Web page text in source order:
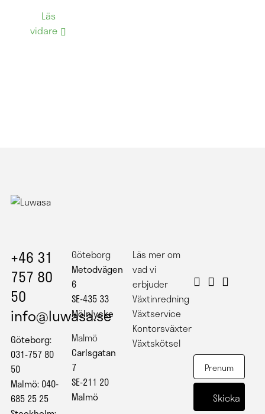
Läs
vidare
+46 31
757 80
50
info@luwasa.se
Göteborg:
031-757 80
50
Malmö: 040-
685 25 25
Göteborg
Metodvägen
6
SE-435 33
Mölnlycke
Malmö
Carlsgatan
7
SE-211 20
Malmö
Läs mer om
vad vi
erbjuder
Växtinredning
Växtservice
Kontorsväxter
Växtskötsel